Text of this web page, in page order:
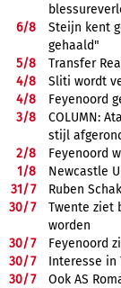
6/8
Steijn kent
gehaald"
5/8
Transfer
4/8
Sliti wordt
4/8
Feyenoord
3/8
COLUMN:
stijl
2/8
Feyenoord
1/8
Newcastle
31/7
Ruben
30/7
Twente ziet
worden
30/7
Feyenoord
30/7
Interesse in
30/7
Ook AS